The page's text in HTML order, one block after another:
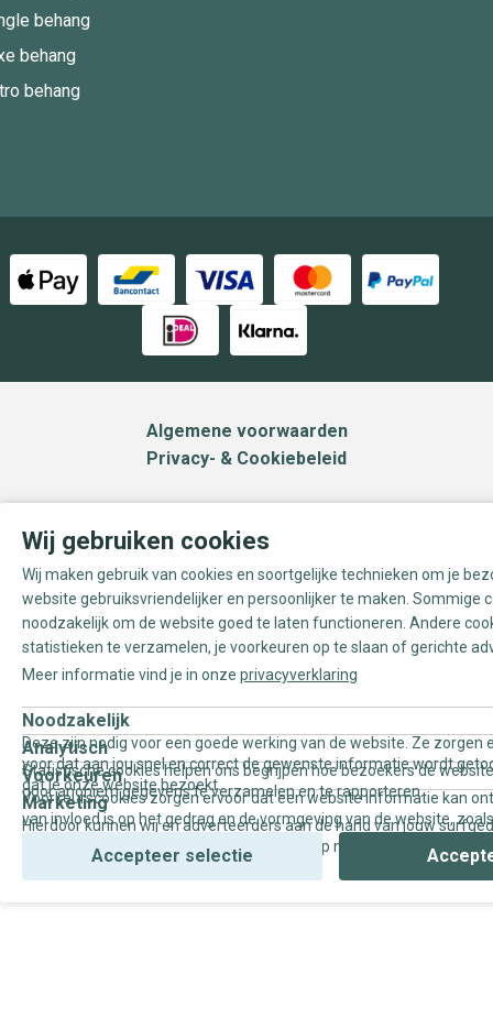
behang
behang
behang
Algemene voorwaarden
Privacy- & Cookiebeleid
Wij gebruiken cookies
Wij maken gebruik van cookies en soortgelijke technieken om je
website gebruiksvriendelijker en persoonlijker te maken. Sommige
noodzakelijk om de website goed te laten functioneren. Andere
statistieken te verzamelen, je voorkeuren op te slaan of gerichte
Meer informatie vind je in onze privacyverklaring
Noodzakelijk
Deze zijn nodig voor een goede werking van de website. Ze zorgen
voor dat aan jou snel en correct de gewenste informatie wordt
dat je onze website bezoekt.
Analytisch
Statistische cookies helpen ons begrijpen hoe bezoekers de
door anoniem gegevens te verzamelen en te rapporteren.
Voorkeuren
Voorkeurscookies zorgen ervoor dat een website informatie kan
van invloed is op het gedrag en de vormgeving van de website,
Marketing
Hierdoor kunnen wij en adverteerders aan de hand van jouw
gepersonaliseerde online advertenties en op maat gemaakte
Accepteer selectie